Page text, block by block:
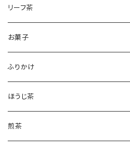
かぶせ茶
ほうじ茶
和紅茶
リーフ茶
お菓子
フィナンシェ
ふりかけ
ほうじ茶
煎茶